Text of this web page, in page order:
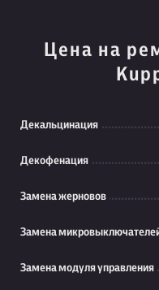
Цена на
Декальцинация
Декофенация
Замена жерновов
Замена
Замена модуля управления